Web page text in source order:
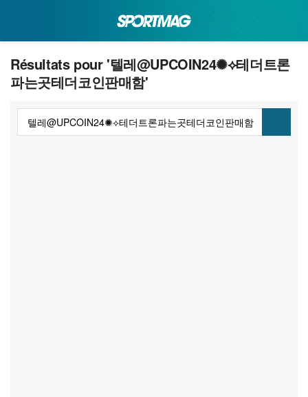
Résultats pour '텔레@UPCOIN24✺⟡테더트론
파는곳테더코인판매함'